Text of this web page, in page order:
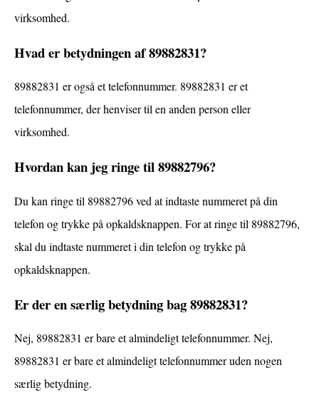
virksomhed.
Hvad er betydningen af 89882831?
89882831 er også et telefonnummer. 89882831 er et
telefonnummer, der henviser til en anden person eller
virksomhed.
Hvordan kan jeg ringe til 89882796?
Du kan ringe til 89882796 ved at indtaste nummeret på din
telefon og trykke på opkaldsknappen. For at ringe til 89882796,
skal du indtaste nummeret i din telefon og trykke på
opkaldsknappen.
Er der en særlig betydning bag 89882831?
Nej, 89882831 er bare et almindeligt telefonnummer. Nej,
89882831 er bare et almindeligt telefonnummer uden nogen
særlig betydning.